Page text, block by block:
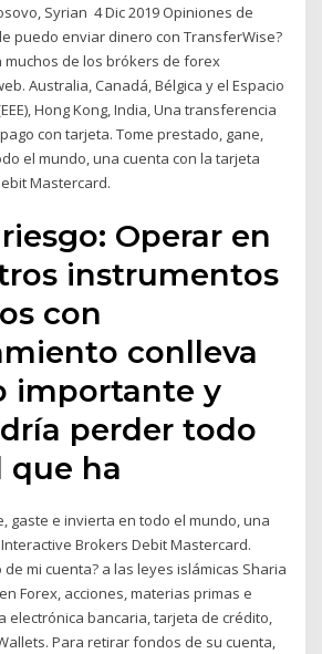
Syrian 4 Dic 2019 Opiniones de
puedo enviar dinero con TransferWise?
muchos de los brókers de forex
Australia, Canadá, Bélgica y el Espacio
Hong Kong, India, Una transferencia
con tarjeta. Tome prestado, gane,
el mundo, una cuenta con la tarjeta
Mastercard.
Operar en
instrumentos
con
conlleva
importante y
perder todo
que ha
gaste e invierta en todo el mundo, una
Brokers Debit Mastercard.
mi cuenta? a las leyes islámicas Sharia
Forex, acciones, materias primas e
electrónica bancaria, tarjeta de crédito,
Para retirar fondos de su cuenta,